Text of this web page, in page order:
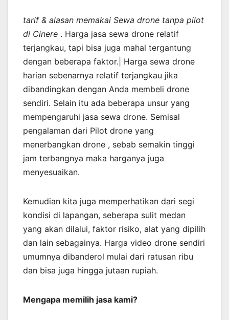
tarif & alasan memakai Sewa drone tanpa pilot
di Cinere . Harga jasa sewa drone relatif
terjangkau, tapi bisa juga mahal tergantung
dengan beberapa faktor.| Harga sewa drone
harian sebenarnya relatif terjangkau jika
dibandingkan dengan Anda membeli drone
sendiri. Selain itu ada beberapa unsur yang
mempengaruhi jasa sewa drone. Semisal
pengalaman dari Pilot drone yang
menerbangkan drone , sebab semakin tinggi
jam terbangnya maka harganya juga
menyesuaikan.
Kemudian kita juga memperhatikan dari segi
kondisi di lapangan, seberapa sulit medan
yang akan dilalui, faktor risiko, alat yang dipilih
dan lain sebagainya. Harga video drone sendiri
umumnya dibanderol mulai dari ratusan ribu
dan bisa juga hingga jutaan rupiah.
Mengapa memilih jasa kami?